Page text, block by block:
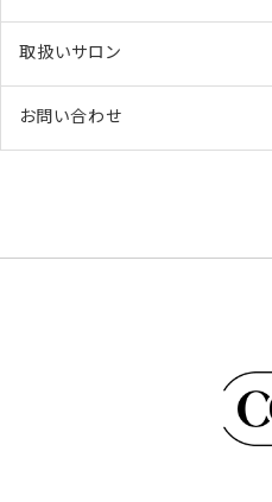
取扱いサロン
お問い合わせ